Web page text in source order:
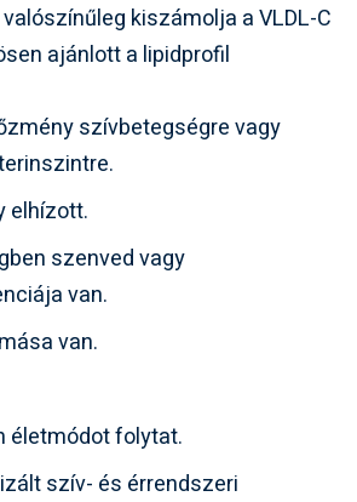
kiszámolja a VLDL-C
ajánlott a lipidprofil
szívbetegségre vagy
elhízott.
szenved vagy
van.
van.
életmódot folytat.
szív- és érrendszeri